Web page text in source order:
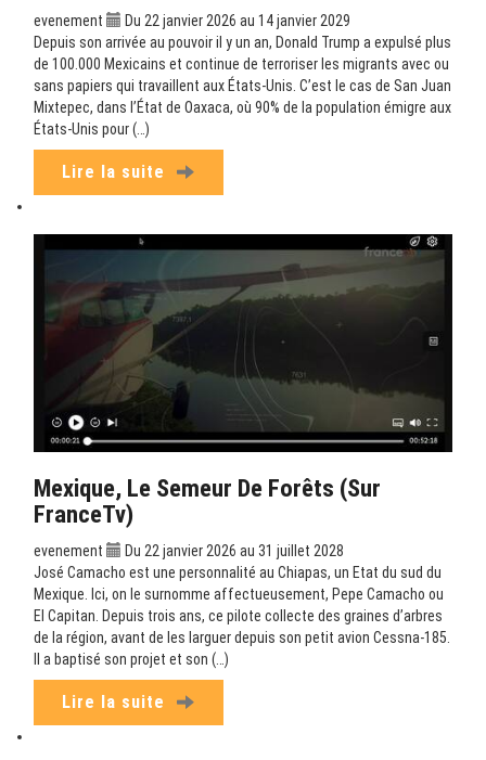
evenement
Du 22 janvier 2026 au 14 janvier 2029
Depuis son arrivée au pouvoir il y un an, Donald Trump a expulsé plus
de 100.000 Mexicains et continue de terroriser les migrants avec ou
sans papiers qui travaillent aux États-Unis. C’est le cas de San Juan
Mixtepec, dans l’État de Oaxaca, où 90% de la population émigre aux
États-Unis pour (…)
Lire la suite
Mexique, Le Semeur De Forêts (sur
FranceTv)
evenement
Du 22 janvier 2026 au 31 juillet 2028
José Camacho est une personnalité au Chiapas, un Etat du sud du
Mexique. Ici, on le surnomme affectueusement, Pepe Camacho ou
El Capitan. Depuis trois ans, ce pilote collecte des graines d’arbres
de la région, avant de les larguer depuis son petit avion Cessna-185.
Il a baptisé son projet et son (…)
Lire la suite